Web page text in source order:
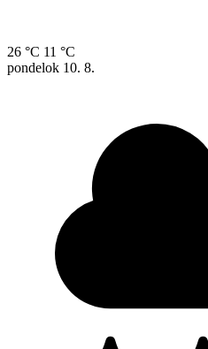
26 °C 11 °C
pondelok 10. 8.